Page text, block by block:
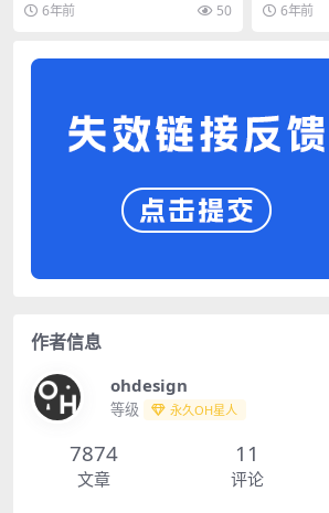
6年前 50 6年前
作者信息
ohdesign
等级 永久OH星人
7874
文章
11
评论